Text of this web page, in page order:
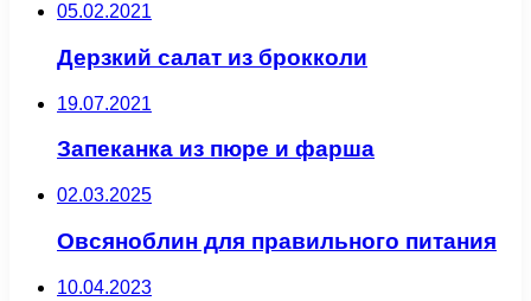
05.02.2021
Дерзкий салат из брокколи
19.07.2021
Запеканка из пюре и фарша
02.03.2025
Овсяноблин для правильного питания
10.04.2023